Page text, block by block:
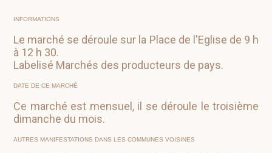
INFORMATIONS
Le marché se déroule sur la Place de l'Eglise de 9 h
à 12 h 30.
Labelisé Marchés des producteurs de pays.
DATE DE CE MARCHÉ
Ce marché est mensuel, il se déroule le troisième
dimanche du mois.
AUTRES MANIFESTATIONS DANS LES COMMUNES VOISINES